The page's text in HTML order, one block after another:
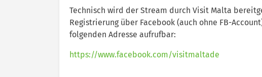
Technisch wird der Stream durch Visit Malta
Registrierung über Facebook (auch ohne FB-
folgenden Adresse aufrufbar:
https://www.facebook.com/visitmaltade